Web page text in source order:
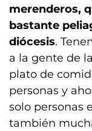
merenderos,
bastante
diócesis.
a la gente de
plato de
personas y
solo personas
también